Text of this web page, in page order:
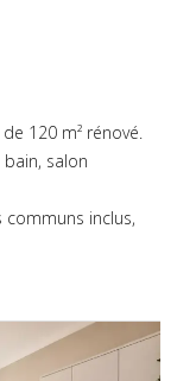
120 m² rénové.
salon
communs inclus,